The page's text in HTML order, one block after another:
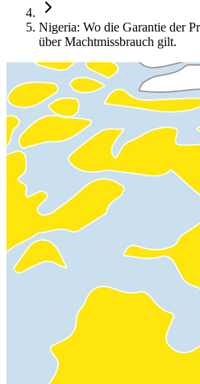
Nigeria: Wo die Garantie der
über Machtmissbrauch gilt.